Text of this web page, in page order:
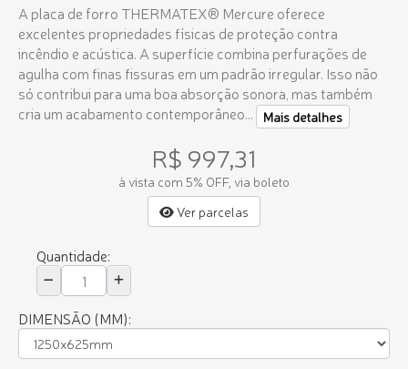
A placa de forro THERMATEX® Mercure oferece
excelentes propriedades físicas de proteção contra
incêndio e acústica. A superfície combina perfurações de
agulha com finas fissuras em um padrão irregular. Isso não
só contribui para uma boa absorção sonora, mas também
cria um acabamento contemporâneo...
Mais detalhes
R$ 997,31
à vista com 5% OFF, via boleto
Ver parcelas
Quantidade:
DIMENSÃO (MM):